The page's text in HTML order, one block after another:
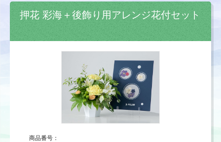
押花 彩海＋後飾り用アレンジ花付セット
商品番号：